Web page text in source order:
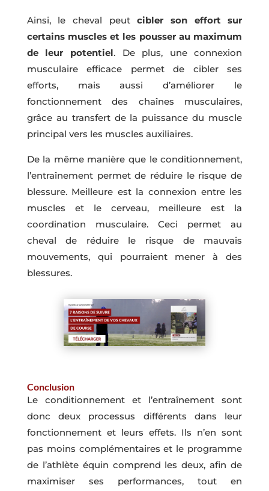
Ainsi, le cheval peutcibler son effort sur
certains muscles et les pousser au maximum
de leur potentiel. De plus, une connexion
musculaire efficace permet de cibler ses
efforts, mais aussi d’améliorer le
fonctionnement des chaînes musculaires,
grâce au transfert de la puissance du muscle
principal vers les muscles auxiliaires.
De la même manière que le conditionnement,
l’entraînement permet de réduire le risque de
blessure. Meilleure est la connexion entre les
muscles et le cerveau, meilleure est la
coordination musculaire. Ceci permet au
cheval de réduire le risque de mauvais
mouvements, qui pourraient mener à des
blessures.
Conclusion
Le conditionnement et l’entraînement sont
donc deux processus différents dans leur
fonctionnement et leurs effets. Ils n’en sont
pas moins complémentaires et le programme
de l’athlète équin comprend les deux, afin de
maximiser ses performances, tout en